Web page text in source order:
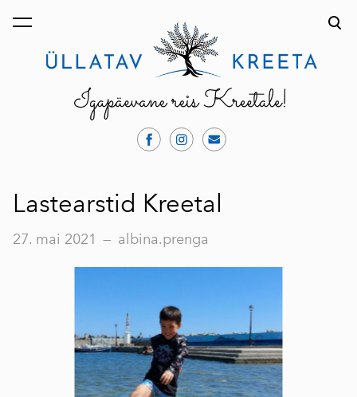
lisati ostukorvi. Vaata ostukorvi
Lastearstid Kreetal
27. mai 2021 — albina.prenga